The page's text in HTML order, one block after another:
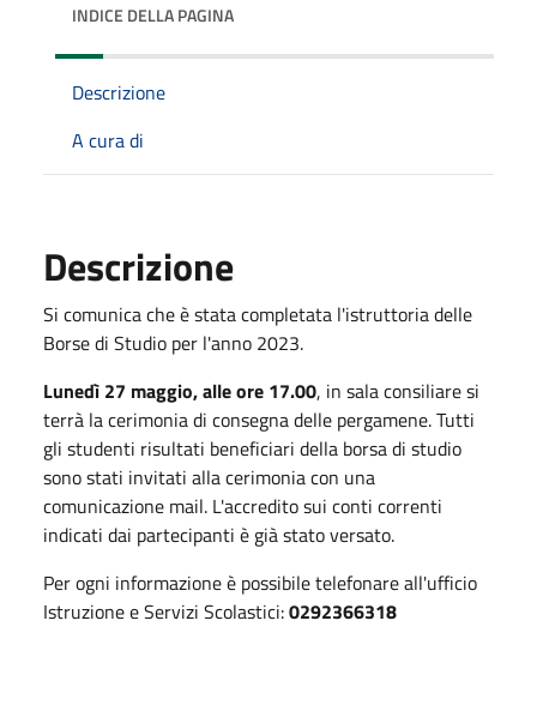
INDICE DELLA PAGINA
Descrizione
A cura di
Descrizione
Si comunica che è stata completata l'istruttoria delle
Borse di Studio per l'anno 2023.
Lunedì 27 maggio, alle ore 17.00, in sala consiliare si
terrà la cerimonia di consegna delle pergamene. Tutti
gli studenti risultati beneficiari della borsa di studio
sono stati invitati alla cerimonia con una
comunicazione mail. L'accredito sui conti correnti
indicati dai partecipanti è già stato versato.
Per ogni informazione è possibile telefonare all'ufficio
Istruzione e Servizi Scolastici:0292366318